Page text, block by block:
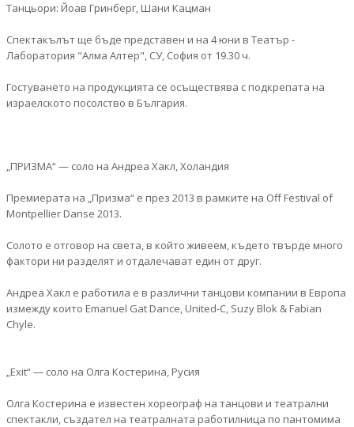
Tанцьори: Йоав Гринберг, Шани Кацман
Спектакълът ще бъде представен и на 4 юни в Театър -
Лаборатория "Алма Алтер", СУ, София от 19.30 ч.
Гостуването на продукцията се осъществява с подкрепата на
израелското посолство в България.
„ПРИЗМА“ — соло на Андреа Хакл, Холандия
Премиерата на „Призма“ е през 2013 в рамките на Off Festival of
Montpellier Danse 2013.
Солото е отговор на света, в който живеем, където твърде много
фактори ни разделят и отдалечават един от друг.
Андреа Хакл е работила е в различни танцови компании в Европа
измежду които Emanuel Gat Dance, United-C, Suzy Blok & Fabian
Chyle.
„Exit“ — соло на Олга Костерина, Русия
Олга Костерина е известен хореограф на танцови и театрални
спектакли, създател на театралната работилница по пантомима